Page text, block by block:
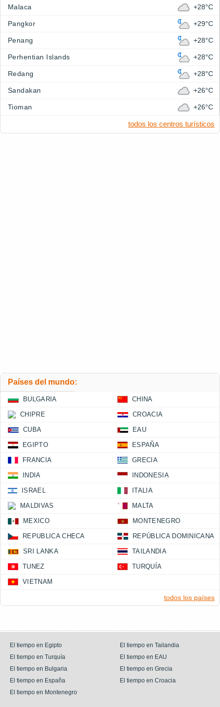
Malaca +28°C
Pangkor +29°C
Penang +28°C
Perhentian Islands +28°C
Redang +28°C
Sandakan +26°C
Tioman +26°C
todos los centros turísticos
Países del mundo:
BULGARIA CHINA
CHIPRE CROACIA
CUBA EAU
EGIPTO ESPAÑA
FRANCIA GRECIA
INDIA INDONESIA
ISRAEL ITALIA
MALDIVAS MALTA
MEXICO MONTENEGRO
REPUBLICA CHECA REPÚBLICA DOMINICANA
SRI LANKA TAILANDIA
TUNEZ TURQUÍA
VIETNAM
todos los países
El tiempo en Egipto
El tiempo en Tailandia
El tiempo en Turquía
El tiempo en EAU
El tiempo en Bulgaria
El tiempo en Grecia
El tiempo en España
El tiempo en Croacia
El tiempo en Montenegro